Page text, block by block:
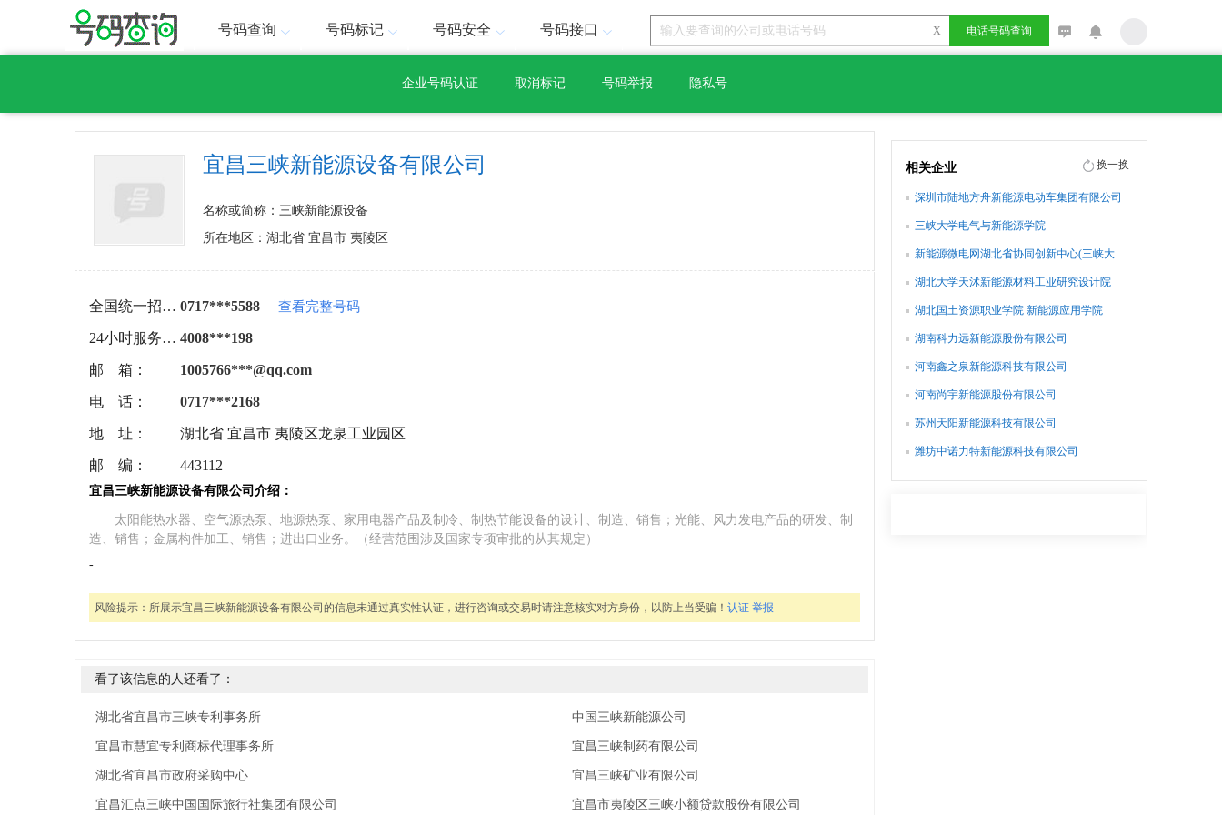
号码查询 号码标记 号码安全 号码接口 X 电话号码查询
企业号码认证 取消标记 号码举报 隐私号
宜昌三峡新能源设备有限公司
名称或简称：三峡新能源设备
所在地区：湖北省 宜昌市 夷陵区
全国统一招商热线： 0717***5588 查看完整号码
24小时服务热线： 4008***198
邮 箱： 1005766***@qq.com
电 话： 0717***2168
地 址： 湖北省 宜昌市 夷陵区龙泉工业园区
邮 编： 443112
宜昌三峡新能源设备有限公司介绍：
太阳能热水器、空气源热泵、地源热泵、家用电器产品及制冷、制热节能设备的设计、制造、销售；光能、风力发电产品的研发、制
造、销售；金属构件加工、销售；进出口业务。（经营范围涉及国家专项审批的从其规定）
-
风险提示： 所展示宜昌三峡新能源设备有限公司的信息未通过真实性认证，进行咨询或交易时请注意核实对方身份，以防上当受骗！ 认证 举报
看了该信息的人还看了：
湖北省宜昌市三峡专利事务所
宜昌市慧宜专利商标代理事务所
湖北省宜昌市政府采购中心
宜昌汇点三峡中国国际旅行社集团有限公司
中国三峡新能源公司
宜昌三峡制药有限公司
宜昌三峡矿业有限公司
宜昌市夷陵区三峡小额贷款股份有限公司
相关企业 换一换
深圳市陆地方舟新能源电动车集团有限公司
三峡大学电气与新能源学院
新能源微电网湖北省协同创新中心(三峡大
湖北大学天沭新能源材料工业研究设计院
湖北国土资源职业学院 新能源应用学院
湖南科力远新能源股份有限公司
河南鑫之泉新能源科技有限公司
河南尚宇新能源股份有限公司
苏州天阳新能源科技有限公司
潍坊中诺力特新能源科技有限公司